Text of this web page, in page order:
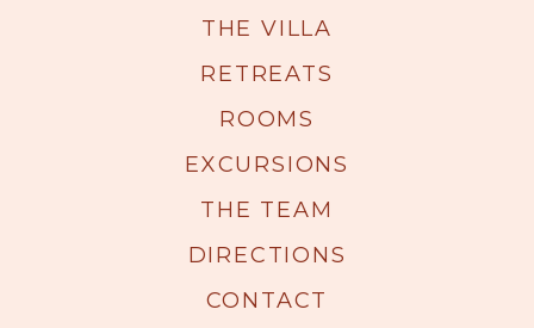
THE VILLA
RETREATS
ROOMS
EXCURSIONS
THE TEAM
DIRECTIONS
CONTACT